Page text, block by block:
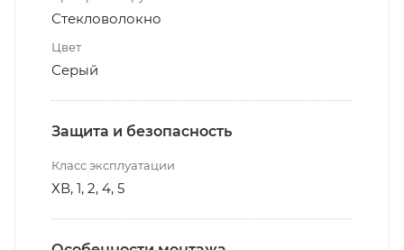
Стекловолокно
Цвет
Серый
Защита и безопасность
Класс эксплуатации
ХВ, 1, 2, 4, 5